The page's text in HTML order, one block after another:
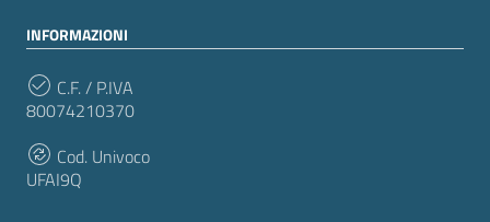
INFORMAZIONI
C.F. / P.IVA
80074210370
Cod. Univoco
UFAI9Q